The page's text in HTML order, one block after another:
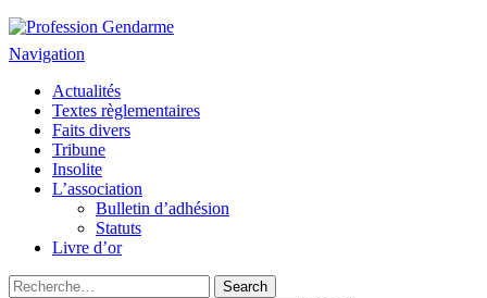
Profession Gendarme
Le journal des gendarmes
Navigation
Actualités
Textes règlementaires
Faits divers
Tribune
Insolite
L’association
Bulletin d’adhésion
Statuts
Livre d’or